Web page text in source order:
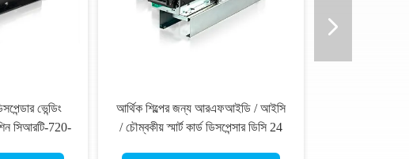
ভেন্ডিং
সিআরটি-720-
আর্থিক শিল্পের জন্য আরএফআইডি / আইসি
/ চৌম্বকীয় স্মার্ট কার্ড ডিসপেন্সার ডিসি 24